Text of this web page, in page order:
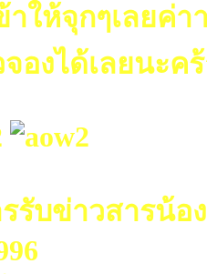
ให้จุกๆเลยค่า
องได้เลยนะค
รับข่าวสารน้อ